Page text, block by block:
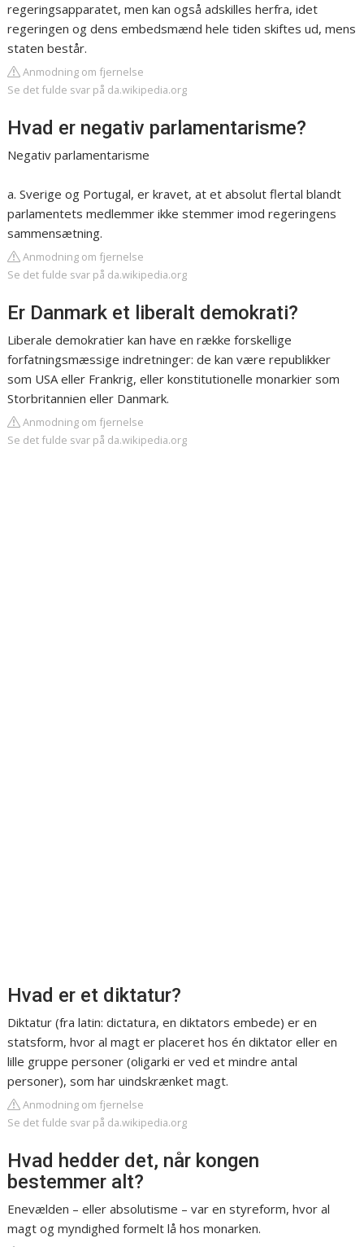
regeringsapparatet, men kan også adskilles herfra, idet
regeringen og dens embedsmænd hele tiden skiftes ud, mens
staten består.
Anmodning om fjernelse
Se det fulde svar på da.wikipedia.org
Hvad er negativ parlamentarisme?
Negativ parlamentarisme
a. Sverige og Portugal, er kravet, at et absolut flertal blandt
parlamentets medlemmer ikke stemmer imod regeringens
sammensætning.
Anmodning om fjernelse
Se det fulde svar på da.wikipedia.org
Er Danmark et liberalt demokrati?
Liberale demokratier kan have en række forskellige
forfatningsmæssige indretninger: de kan være republikker
som USA eller Frankrig, eller konstitutionelle monarkier som
Storbritannien eller Danmark.
Anmodning om fjernelse
Se det fulde svar på da.wikipedia.org
Hvad er et diktatur?
Diktatur (fra latin: dictatura, en diktators embede) er en
statsform, hvor al magt er placeret hos én diktator eller en
lille gruppe personer (oligarki er ved et mindre antal
personer), som har uindskrænket magt.
Anmodning om fjernelse
Se det fulde svar på da.wikipedia.org
Hvad hedder det, når kongen
bestemmer alt?
Enevælden – eller absolutisme – var en styreform, hvor al
magt og myndighed formelt lå hos monarken.